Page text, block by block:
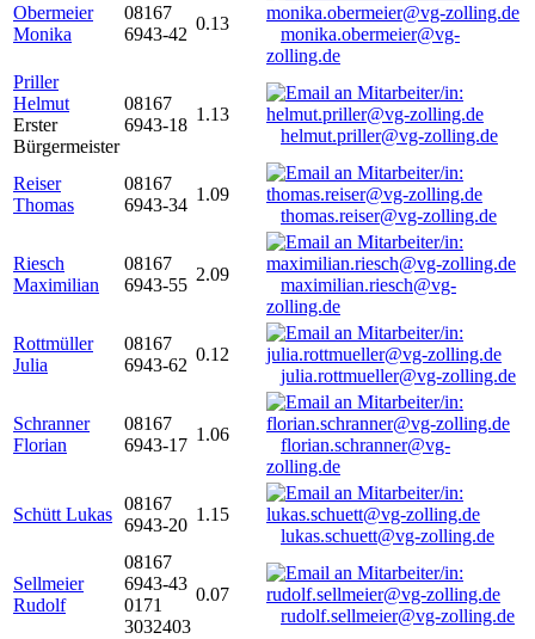
Obermeier
Monika
08167
6943-42
0.13
monika.obermeier@vg-
zolling.de
Priller
Helmut
Erster
Bürgermeister
08167
6943-18
1.13
helmut.priller@vg-zolling.de
Reiser
Thomas
08167
6943-34
1.09
thomas.reiser@vg-zolling.de
Riesch
Maximilian
08167
6943-55
2.09
maximilian.riesch@vg-
zolling.de
Rottmüller
Julia
08167
6943-62
0.12
julia.rottmueller@vg-zolling.de
Schranner
Florian
08167
6943-17
1.06
florian.schranner@vg-
zolling.de
Schütt Lukas
08167
6943-20
1.15
lukas.schuett@vg-zolling.de
Sellmeier
Rudolf
08167
6943-43
0171
3032403
0.07
rudolf.sellmeier@vg-zolling.de